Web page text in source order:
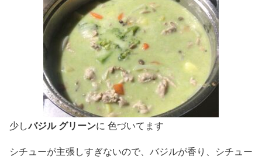
少しバジル グリーンに 色づいてます
シチューが主張しすぎないので、バジルが香り、シチュー